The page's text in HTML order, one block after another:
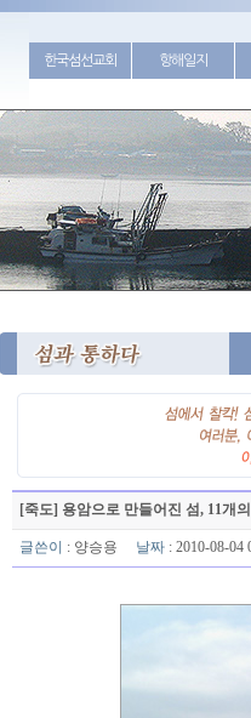
한국섬선교회 항해일지
[죽도] 용암으로 만들어진 섬, 11개
글쓴이 : 양승용 날짜: 2010-08-